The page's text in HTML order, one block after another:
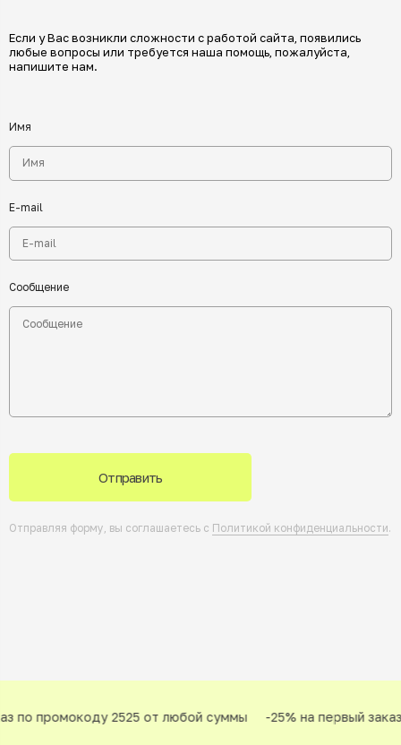
Если у Вас возникли сложности с работой сайта, появились
любые вопросы или требуется наша помощь, пожалуйста,
напишите нам.
Имя
E-mail
Сообщение
Отправить
Отправляя форму, вы соглашаетесь с Политикой конфиденциальности.
по промокоду 2525 от любой суммы -25% на первый